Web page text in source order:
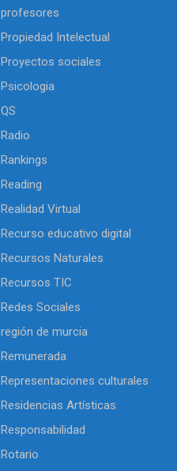
profesores
Propiedad Intelectual
Proyectos sociales
Psicologia
QS
Radio
Rankings
Reading
Realidad Virtual
Recurso educativo digital
Recursos Naturales
Recursos TIC
Redes Sociales
región de murcia
Remunerada
Representaciones culturales
Residencias Artísticas
Responsabilidad
Rotario